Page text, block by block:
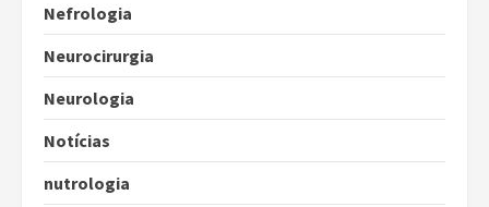
Nefrologia
Neurocirurgia
Neurologia
Notícias
nutrologia